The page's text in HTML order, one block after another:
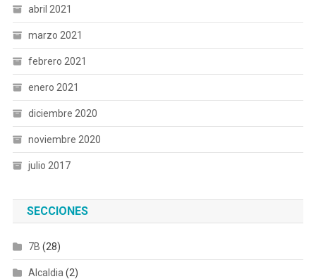
abril 2021
marzo 2021
febrero 2021
enero 2021
diciembre 2020
noviembre 2020
julio 2017
SECCIONES
7B (28)
Alcaldia (2)